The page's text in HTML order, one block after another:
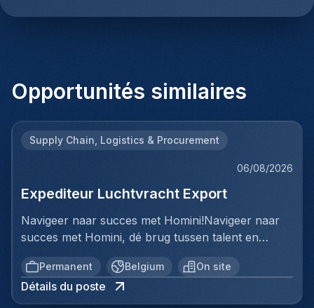
Opportunités similaires
Supply Chain, Logistics & Procurement
06/08/2026
Expediteur Luchtvracht Export
Navigeer naar succes met Homini!Navigeer naar
succes met Homini, dé brug tussen talent en
uitmuntende opportuniteiten binnen de
arbeidsmarkt. Als voorloper in wervingsdiensten,
matchen we toptalent met topbedrijven in diverse
sectoren. Met onze expertise en toewijding streven
Permanent Belgium On site
Détails du poste